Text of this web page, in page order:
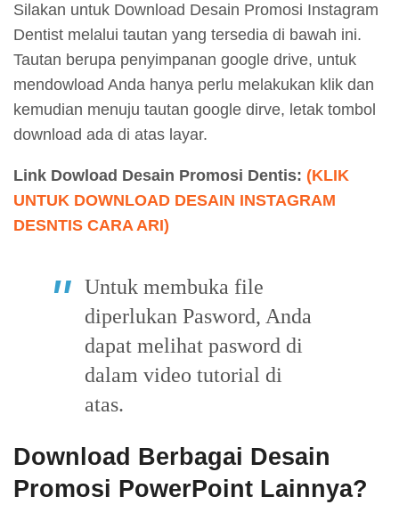
Silakan untuk Download Desain Promosi Instagram
Dentist melalui tautan yang tersedia di bawah ini.
Tautan berupa penyimpanan google drive, untuk
mendowload Anda hanya perlu melakukan klik dan
kemudian menuju tautan google dirve, letak tombol
download ada di atas layar.
Link Dowload Desain Promosi Dentis: (KLIK
UNTUK DOWNLOAD DESAIN INSTAGRAM
DESNTIS CARA ARI)
Untuk membuka file
diperlukan Pasword, Anda
dapat melihat pasword di
dalam video tutorial di
atas.
Download Berbagai Desain
Promosi PowerPoint Lainnya?